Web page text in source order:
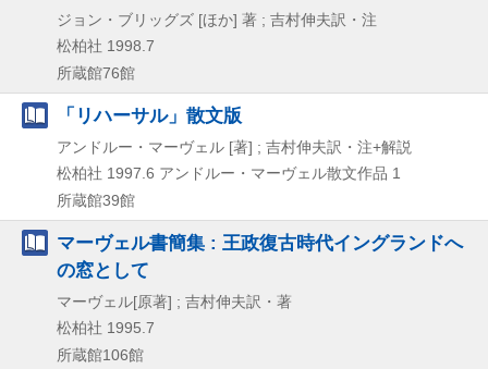
ジョン・ブリッグズ [ほか] 著 ; 吉村伸夫訳・注
松柏社 1998.7
所蔵館76館
「リハーサル」散文版
アンドルー・マーヴェル [著] ; 吉村伸夫訳・注+解説
松柏社 1997.6 アンドルー・マーヴェル散文作品 1
所蔵館39館
マーヴェル書簡集 : 王政復古時代イングランドへ
の窓として
マーヴェル[原著] ; 吉村伸夫訳・著
松柏社 1995.7
所蔵館106館